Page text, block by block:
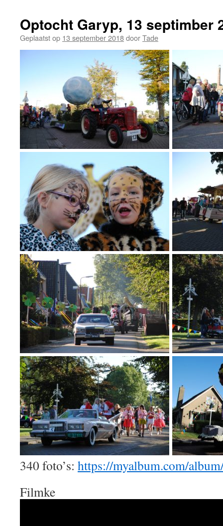
Optocht Garyp, 13 septimber
Geplaatst op 13 september 2018doorTade
340 foto’s: https://myalbum.com/
Filmke